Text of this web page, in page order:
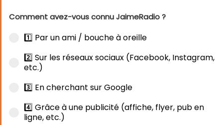
Comment avez-vous connu JaimeRadio ?
1️⃣ Par un ami / bouche à oreille
2️⃣ Sur les réseaux sociaux (Facebook, Instagram,
etc.)
3️⃣ En cherchant sur Google
4️⃣ Grâce à une publicité (affiche, flyer, pub en
ligne, etc.)